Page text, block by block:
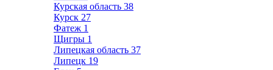
Курская область 38
Курск 27
Фатеж 1
Щигры 1
Липецкая область 37
Липецк 19